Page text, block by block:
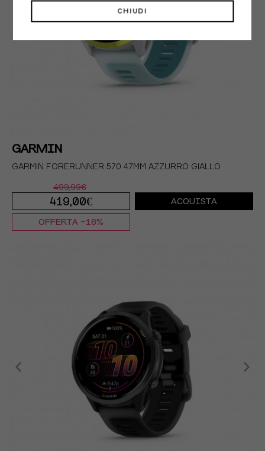
GARMIN
GARMIN FORERUNNER 570 47MM AZZURRO GIALLO
499,99€
419,00€ ACQUISTA
OFFERTA -16%
CHIUDI